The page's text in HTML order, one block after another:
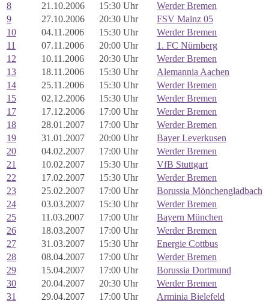
8
21.10.2006 15:30 Uhr
Werder Bremen
9
27.10.2006 20:30 Uhr
FSV Mainz 05
10
04.11.2006 15:30 Uhr
Werder Bremen
11
07.11.2006 20:00 Uhr
1. FC Nürnberg
12
10.11.2006 20:30 Uhr
Werder Bremen
13
18.11.2006 15:30 Uhr
Alemannia Aachen
14
25.11.2006 15:30 Uhr
Werder Bremen
15
02.12.2006 15:30 Uhr
Werder Bremen
17
17.12.2006 17:00 Uhr
Werder Bremen
18
28.01.2007 17:00 Uhr
Werder Bremen
19
31.01.2007 20:00 Uhr
Bayer Leverkusen
20
04.02.2007 17:00 Uhr
Werder Bremen
21
10.02.2007 15:30 Uhr
VfB Stuttgart
22
17.02.2007 15:30 Uhr
Werder Bremen
23
25.02.2007 17:00 Uhr
Borussia Mönchengladbach
24
03.03.2007 15:30 Uhr
Werder Bremen
25
11.03.2007 17:00 Uhr
Bayern München
26
18.03.2007 17:00 Uhr
Werder Bremen
27
31.03.2007 15:30 Uhr
Energie Cottbus
28
08.04.2007 17:00 Uhr
Werder Bremen
29
15.04.2007 17:00 Uhr
Borussia Dortmund
30
20.04.2007 20:30 Uhr
Werder Bremen
31
29.04.2007 17:00 Uhr
Arminia Bielefeld